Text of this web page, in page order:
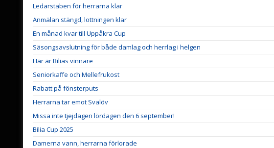
Ledarstaben för herrarna klar
Anmälan stängd, lottningen klar
En månad kvar till Uppåkra Cup
Säsongsavslutning för både damlag och herrlag i helgen
Här är Bilias vinnare
Seniorkaffe och Mellefrukost
Rabatt på fönsterputs
Herrarna tar emot Svalöv
Missa inte tjejdagen lördagen den 6 september!
Bilia Cup 2025
Damerna vann, herrarna förlorade